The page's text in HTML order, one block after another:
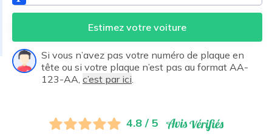
Estimez votre voiture
Si vous n’avez pas votre numéro de plaque en
tête ou si votre plaque n’est pas au format AA-
123-AA, c’est par ici
4.8 / 5